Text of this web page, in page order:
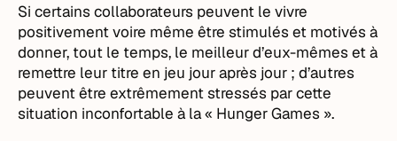
Si certains collaborateurs peuvent le vivre
positivement voire même être stimulés et motivés à
donner, tout le temps, le meilleur d’eux-mêmes et à
remettre leur titre en jeu jour après jour ; d’autres
peuvent être extrêmement stressés par cette
situation inconfortable à la « Hunger Games ».